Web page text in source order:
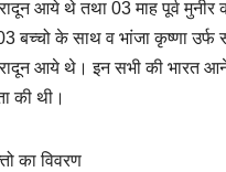
आये थे तथा 03 माह पूर्व मुनीर
बच्चो के साथ व भांजा कृष्णा उर्फ
आये थे। इन सभी की भारत
की थी।
का विवरण